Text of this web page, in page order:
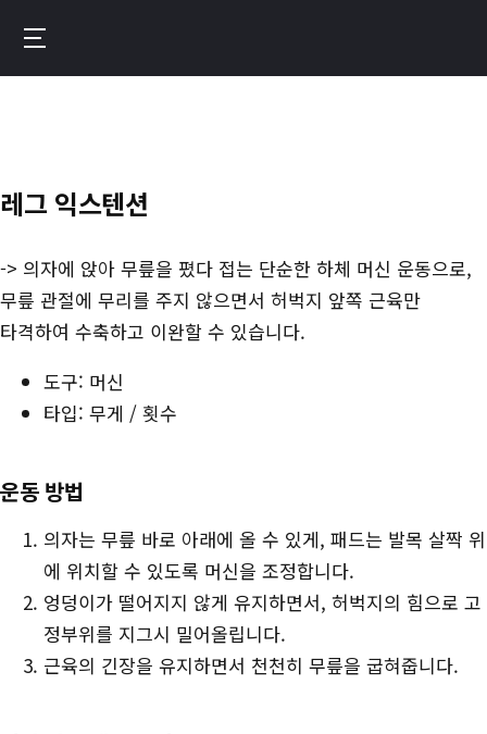
콘
이
록
이
만
진
레그 익스텐션
-> 의자에 앉아 무릎을 폈다 접는 단순한 하체 머신 운동으로,
무릎 관절에 무리를 주지 않으면서 허벅지 앞쪽 근육만
타격하여 수축하고 이완할 수 있습니다.
도구: 머신
타입: 무게 / 횟수
운동 방법
의자는 무릎 바로 아래에 올 수 있게, 패드는 발목 살짝 위
에 위치할 수 있도록 머신을 조정합니다.
엉덩이가 떨어지지 않게 유지하면서, 허벅지의 힘으로 고
정부위를 지그시 밀어올립니다.
근육의 긴장을 유지하면서 천천히 무릎을 굽혀줍니다.